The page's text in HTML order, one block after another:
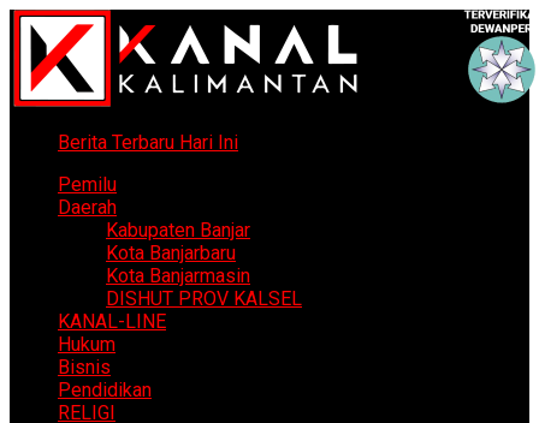
Berita Terbaru Hari Ini
Pemilu
Daerah
Kabupaten Banjar
Kota Banjarbaru
Kota Banjarmasin
DISHUT PROV KALSEL
KANAL-LINE
Hukum
Bisnis
Pendidikan
RELIGI